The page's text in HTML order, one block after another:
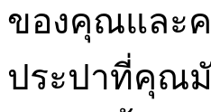
ของคุณและ
ประปาที่คุณ